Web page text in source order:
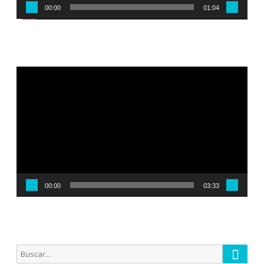
00:00 01:04
Reproductor
00:00 03:33
Buscar